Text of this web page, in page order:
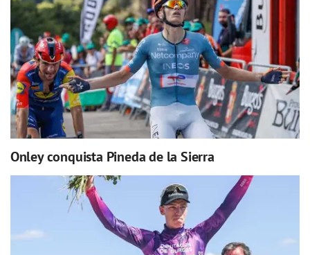
Onley conquista Pineda de la Sierra